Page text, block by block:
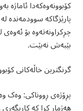
پارێزگاکە سوودمەندە
چڕکراونەتەوە بۆ
بێبەش نەبێت.
گرنگترین خاڵەکانی
پڕۆژەی ڕووناکی: وەک
هەژمار کرا کە